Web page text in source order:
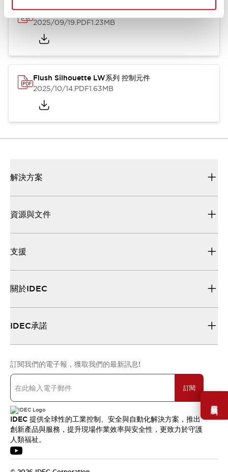
需要幫助嗎？
Flush Silhouette LW系列 控制元件 (英文版)
2025/09/19.PDF1.23MB
Flush Silhouette LW系列 控制元件
2025/10/14.PDF1.63MB
解決方案
資源與文件
支援
關於IDEC
IDEC承諾
訂閱我們的電子報，獲取我們的最新訊息!
訂閱
IDEC 提供全球性的工業控制、安全與自動化解決方案，推出
創新產品與服務，提升現場作業效率與安全性，更致力於守護
人類福祉。